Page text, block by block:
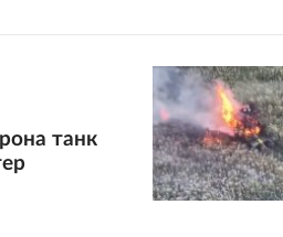
танк